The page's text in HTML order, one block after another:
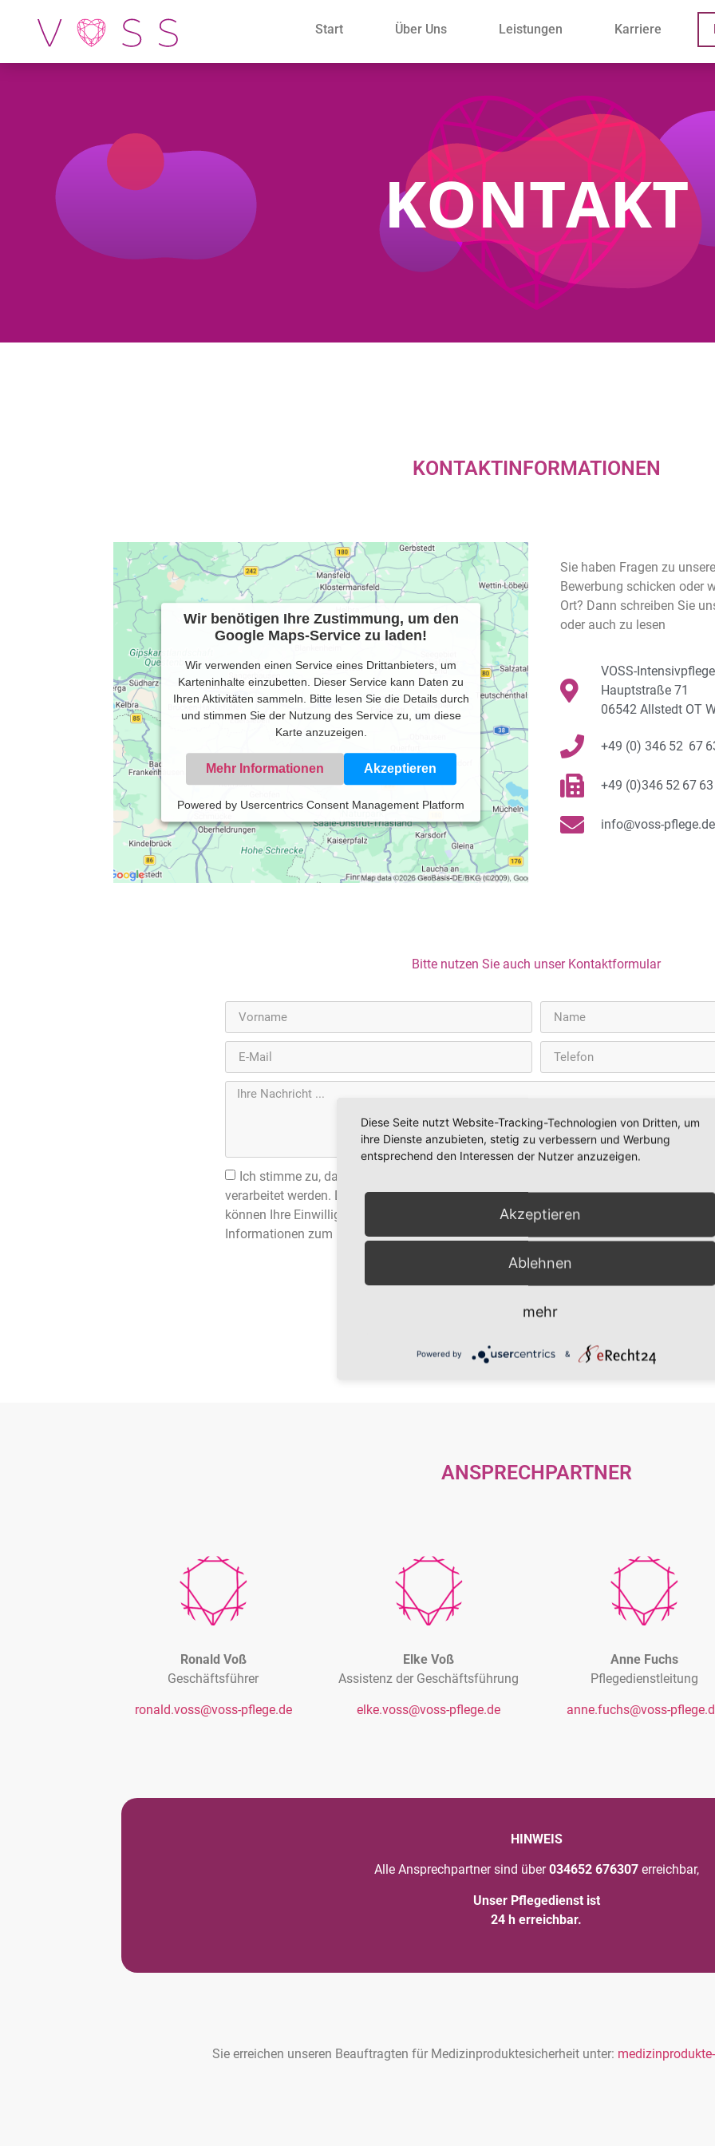
Start Über Uns Leistungen Karriere
KONTAKT
KONTAKT­INFORMATIONEN
Wir benötigen Ihre Zustimmung, um den
Google Maps-Service zu laden!
Wir verwenden einen Service eines Drittanbieters, um
Karteninhalte einzubetten. Dieser Service kann Daten zu
Ihren Aktivitäten sammeln. Bitte lesen Sie die Details durch
und stimmen Sie der Nutzung des Service zu, um diese
Karte anzuzeigen.
Mehr Informationen Akzeptieren
Powered by Usercentrics Consent Management Platform
Sie haben Fragen zu
Bewerbung schicken oder
Ort? Dann schreiben Sie
oder auch zu lesen
VOSS-Intensivpflege
Hauptstraße 71
06542 Allstedt OT
+49 (0) 346 52 67
+49 (0)346 52 67 63
info@voss-pflege.de
Bitte nutzen Sie auch unser Kontaktformular
Ich stimme zu, dass meine Angaben aus dem Formular zur Beantwortung meiner
verarbeitet werden. Die Daten werden nach abgeschlossener Bearbeitung Ihrer
können Ihre Einwilligung jederzeit für die Zukunft per E‑Mail an info@voss-pflege.de
Informationen zum Umgang mit Nutzerdaten finden Sie in unserer
ANSPRECHPARTNER
Ronald Voß
Geschäftsführer
ronald.voss@voss-pflege.de
Elke Voß
Assistenz der Geschäftsführung
elke.voss@voss-pflege.de
Anne Fuchs
Pflegedienstleitung
anne.fuchs@voss-
HINWEIS
Alle Ansprechpartner sind über034652 676307erreichbar,
Unser Pflegedienst ist
24 h erreichbar.
Sie erreichen unseren Beauftragten für Medizinproduktesicherheit unter:
Diese Seite nutzt Website-Tracking-Technologien von Dritten, um
ihre Dienste anzubieten, stetig zu verbessern und Werbung
entsprechend den Interessen der Nutzer anzuzeigen.
Akzeptieren
Ablehnen
mehr
Powered by &